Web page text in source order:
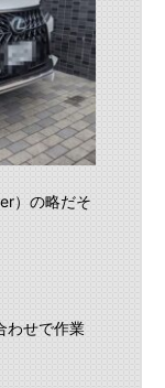
）の略だそ
わせで作業